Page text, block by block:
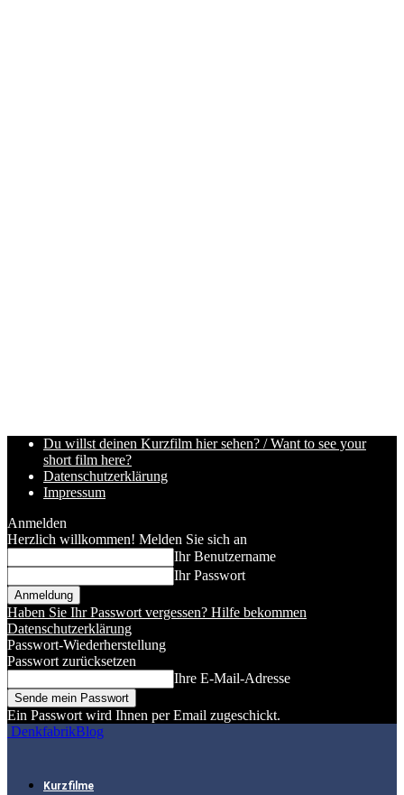
Du willst deinen Kurzfilm hier sehen? / Want to see your
short film here?
Datenschutzerklärung
Impressum
Anmelden
Herzlich willkommen! Melden Sie sich an
Ihr Benutzername
Ihr Passwort
Haben Sie Ihr Passwort vergessen? Hilfe bekommen
Datenschutzerklärung
Passwort-Wiederherstellung
Passwort zurücksetzen
Ihre E-Mail-Adresse
Ein Passwort wird Ihnen per Email zugeschickt.
DenkfabrikBlog
Kurzfilme